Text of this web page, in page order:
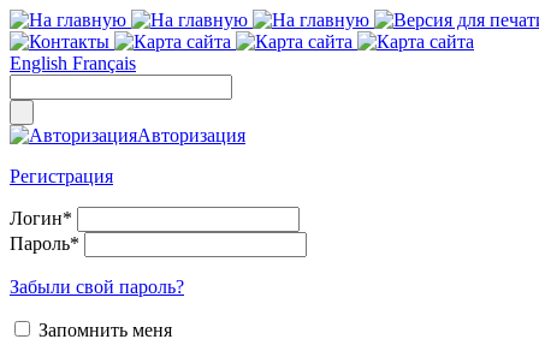
English Français
Авторизация
Регистрация
Логин*
Пароль*
Забыли свой пароль?
Запомнить меня